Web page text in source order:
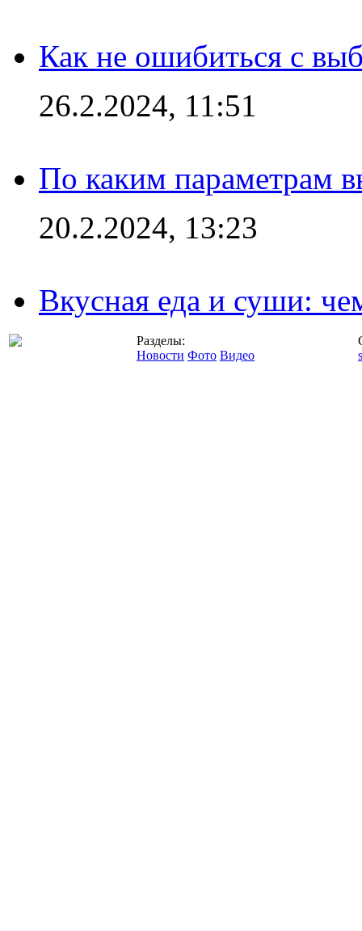
Как не ошибиться с
26.2.2024, 11:51
По каким параметрам
20.2.2024, 13:23
Вкусная еда и суши:
Разделы:
Новости Фото Видео